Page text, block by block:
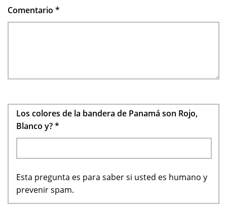
Comentario *
Los colores de la bandera de Panamá son Rojo,
Blanco y?*
Esta pregunta es para saber si usted es humano y
prevenir spam.